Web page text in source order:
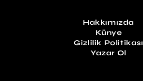
Hakkımızda
Künye
Gizlilik Politikası
Yazar Ol